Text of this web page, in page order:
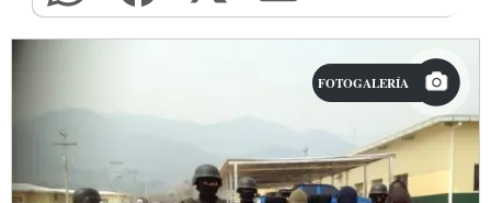
FOTOGALERÍA